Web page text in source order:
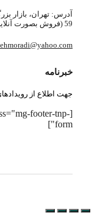
آدرس: تهران، بازار
59 (فروش بصورت آنلاین می باشد)
خبرنامه
جهت اطلاع از
footer-tnp-
form"]